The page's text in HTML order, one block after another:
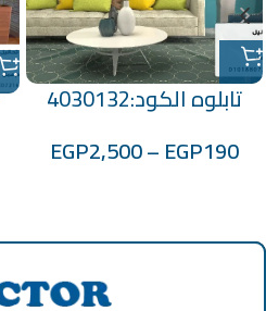
تابلوه الكود:4030132
EGP190
–
EGP2,500